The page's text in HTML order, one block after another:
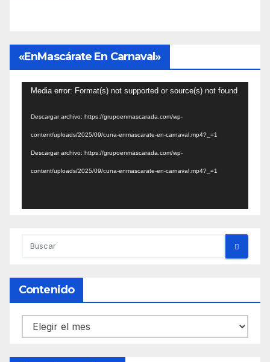
«EnMascárate En Carnaval»
Reproductor
Media error: Format(s) not supported or source(s) not found
Descargar archivo: https://grupoenmascarada.com/wp-
content/uploads/2025/09/cuna-enmascarate-en-carnaval.mp4?_=1
Descargar archivo: https://grupoenmascarada.com/wp-
content/uploads/2025/09/cuna-enmascarate-en-carnaval.mp4?_=1
Contenido
Contenido